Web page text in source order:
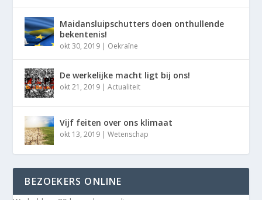
Maidansluipschutters doen onthullende
bekentenis!
okt 30, 2019 | Oekraïne
De werkelijke macht ligt bij ons!
okt 21, 2019 |Actualiteit
Vijf feiten over ons klimaat
okt 13, 2019 |Wetenschap
BEZOEKERS ONLINE